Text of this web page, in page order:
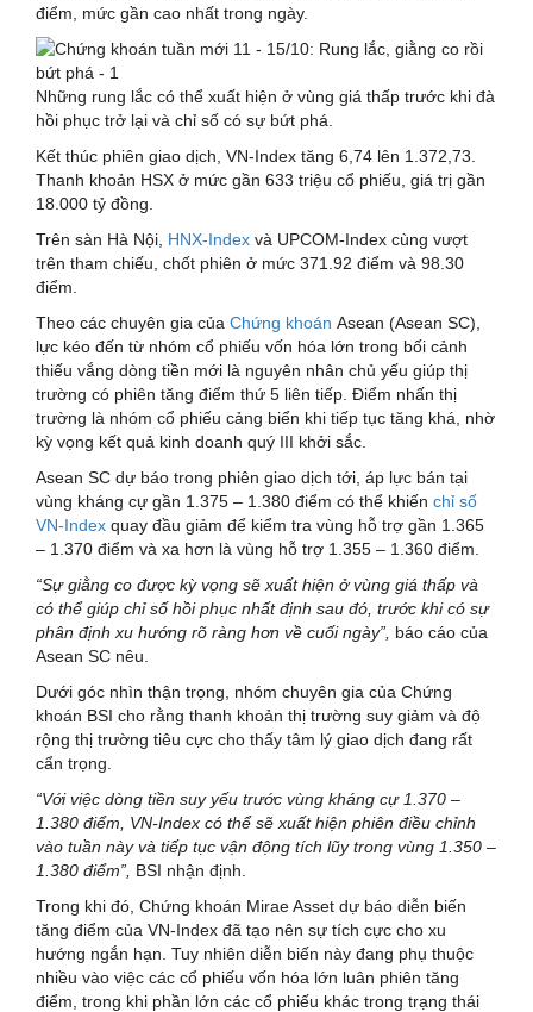
điểm, mức gần cao nhất trong ngày.
Những rung lắc có thể xuất hiện ở vùng giá thấp trước khi đà
hồi phục trở lại và chỉ số có sự bứt phá.
Kết thúc phiên giao dịch, VN-Index tăng 6,74 lên 1.372,73.
Thanh khoản HSX ở mức gần 633 triệu cổ phiếu, giá trị gần
18.000 tỷ đồng.
Trên sàn Hà Nội, HNX-Index và UPCOM-Index cùng vượt
trên tham chiếu, chốt phiên ở mức 371.92 điểm và 98.30
điểm.
Theo các chuyên gia của Chứng khoán Asean (Asean SC),
lực kéo đến từ nhóm cổ phiếu vốn hóa lớn trong bối cảnh
thiếu vắng dòng tiền mới là nguyên nhân chủ yếu giúp thị
trường có phiên tăng điểm thứ 5 liên tiếp. Điểm nhấn thị
trường là nhóm cổ phiếu cảng biển khi tiếp tục tăng khá, nhờ
kỳ vọng kết quả kinh doanh quý III khởi sắc.
Asean SC dự báo trong phiên giao dịch tới, áp lực bán tại
vùng kháng cự gần 1.375 – 1.380 điểm có thể khiến chỉ số
VN-Index quay đầu giảm để kiểm tra vùng hỗ trợ gần 1.365
– 1.370 điểm và xa hơn là vùng hỗ trợ 1.355 – 1.360 điểm.
“Sự giằng co được kỳ vọng sẽ xuất hiện ở vùng giá thấp và
có thể giúp chỉ số hồi phục nhất định sau đó, trước khi có sự
phân định xu hướng rõ ràng hơn về cuối ngày”, báo cáo của
Asean SC nêu.
Dưới góc nhìn thận trọng, nhóm chuyên gia của Chứng
khoán BSI cho rằng thanh khoản thị trường suy giảm và độ
rộng thị trường tiêu cực cho thấy tâm lý giao dịch đang rất
cẩn trọng.
“Với việc dòng tiền suy yếu trước vùng kháng cự 1.370 –
1.380 điểm, VN-Index có thể sẽ xuất hiện phiên điều chỉnh
vào tuần này và tiếp tục vận động tích lũy trong vùng 1.350 –
1.380 điểm”, BSI nhận định.
Trong khi đó, Chứng khoán Mirae Asset dự báo diễn biến
tăng điểm của VN-Index đã tạo nên sự tích cực cho xu
hướng ngắn hạn. Tuy nhiên diễn biến này đang phụ thuộc
nhiều vào việc các cổ phiếu vốn hóa lớn luân phiên tăng
điểm, trong khi phần lớn các cổ phiếu khác trong trạng thái